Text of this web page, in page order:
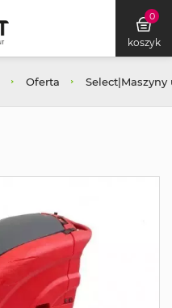
0
koszyk
Oferta Select|Maszyny